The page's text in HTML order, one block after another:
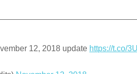
12, 2018 update https://t.co/